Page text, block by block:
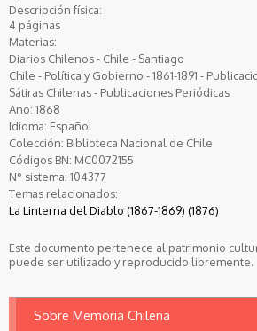
Descripción física:
4 páginas
Materias:
Diarios Chilenos - Chile - Santiago
Chile - Política y Gobierno - 1861-1891 -
Sátiras Chilenas - Publicaciones Periódicas
Año: 1868
Idioma: Español
Colección: Biblioteca Nacional de Chile
Códigos BN: MC0072155
N° sistema: 104377
Temas relacionados:
La Linterna del Diablo (1867-1869) (1876)
Este documento pertenece al patrimonio
puede ser utilizado y reproducido libremente.
Sobre Memoria Chilena